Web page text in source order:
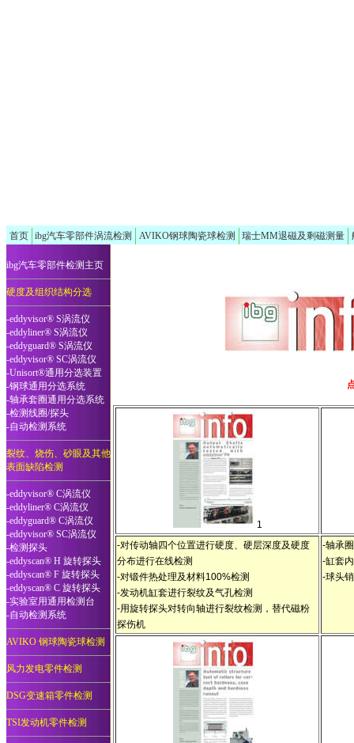
首页 ibg汽车零部件涡流检测 AVIKO钢球陶瓷球检测 瑞士MM退磁及剩磁测量
ibg汽车零部件检测主页
硬度及组织结构分选
-eddyvisor® S涡流仪
-eddyliner® S涡流仪
-eddyguard® S涡流仪
-eddyvisor® SC涡流仪
-Unisort®通用分选装置
-钢球通用分选系统
-轴承套圈通用分选系统
-检测线圈/探头
-自动检测系统
裂纹、烧伤、砂眼及其他
表面缺陷检测
-eddyvisor® C涡流仪
-eddyliner® C涡流仪
-eddyguard® C涡流仪
-eddyvisor® SC涡流仪
-检测探头
-eddyscan® H 旋转探头
-eddyscan® F 旋转探头
-eddyscan® C 旋转探头
-实验室用通用检测台
-自动检测系统
AVIKO 钢球陶瓷球检测
风力发电零件检测
DSG变速箱零件检测
TSI发动机零件检测
1
-对传动轴四个位置进行硬度、硬层深度及硬度
分布进行在线检测
-对锻件热处理及材料100%检测
-发动机缸套进行裂纹及气孔检测
-用旋转探头对转向轴进行裂纹检测，替代磁粉
探伤机
-轴承
-缸套
-球头